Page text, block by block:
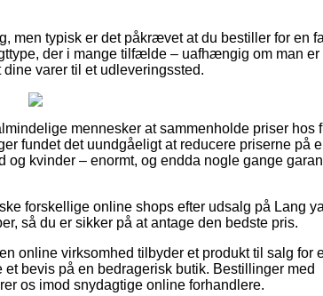
men typisk er det påkrævet at du bestiller for en
der i mange tilfælde – uafhængig om man
varer til et udleveringssted.
mennesker at sammenholde priser hos
fundet det uundgåeligt at reducere priserne på
kvinder – enormt, og endda nogle gange
forskellige online shops efter udsalg på Lang
så du er sikker på at antage den bedste pris.
online virksomhed tilbyder et produkt til salg for
bevis på en bedragerisk butik. Bestillinger med
os imod snydagtige online forhandlere.